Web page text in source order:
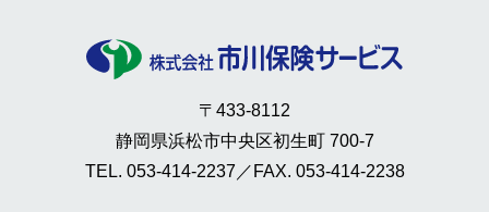
〒433-8112
静岡県浜松市中央区初生町 700-7
TEL. 053-414-2237／FAX. 053-414-2238